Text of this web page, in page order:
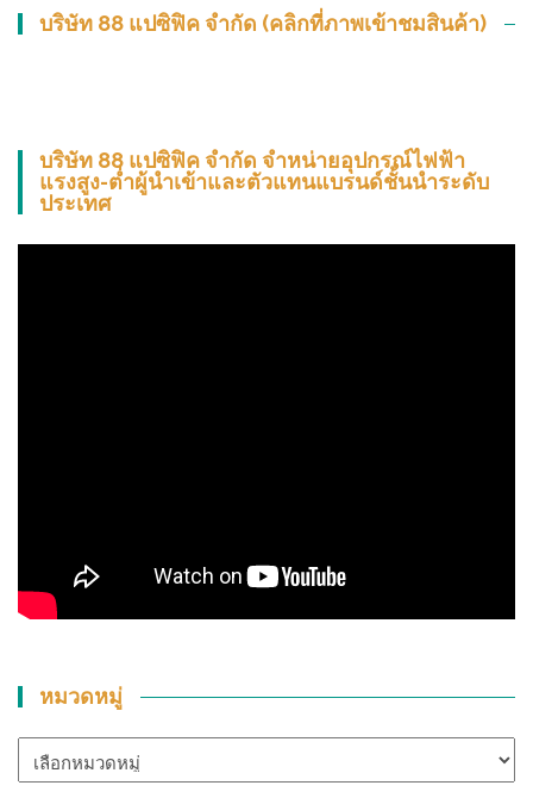
บริษัท 88 แปซิฟิค จำกัด (คลิกที่ภาพเข้าชมสินค้า)
บริษัท 88 แปซิฟิค จำกัด จำหน่ายอุปกรณ์ไฟฟ้า
แรงสูง-ต่ำผู้นำเข้าและตัวแทนแบรนด์ชั้นนำระดับ
ประเทศ
หมวดหมู่
หมู่